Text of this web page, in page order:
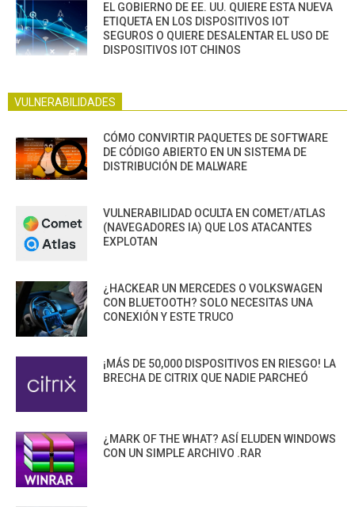
EL GOBIERNO DE EE. UU. QUIERE ESTA NUEVA
ETIQUETA EN LOS DISPOSITIVOS IOT
SEGUROS O QUIERE DESALENTAR EL USO DE
DISPOSITIVOS IOT CHINOS
VULNERABILIDADES
CÓMO CONVIRTIR PAQUETES DE SOFTWARE
DE CÓDIGO ABIERTO EN UN SISTEMA DE
DISTRIBUCIÓN DE MALWARE
VULNERABILIDAD OCULTA EN COMET/ATLAS
(NAVEGADORES IA) QUE LOS ATACANTES
EXPLOTAN
¿HACKEAR UN MERCEDES O VOLKSWAGEN
CON BLUETOOTH? SOLO NECESITAS UNA
CONEXIÓN Y ESTE TRUCO
¡MÁS DE 50,000 DISPOSITIVOS EN RIESGO! LA
BRECHA DE CITRIX QUE NADIE PARCHEÓ
¿MARK OF THE WHAT? ASÍ ELUDEN WINDOWS
CON UN SIMPLE ARCHIVO .RAR